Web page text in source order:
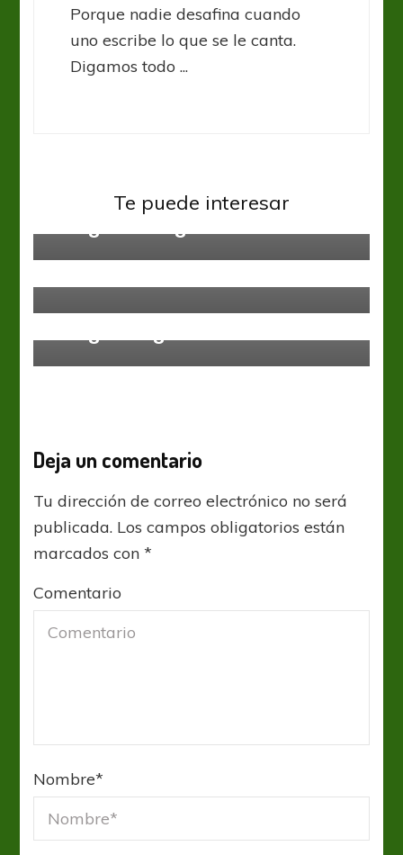
Porque nadie desafina cuando
uno escribe lo que se le canta.
Digamos todo ...
Te puede interesar
Liga Española
Deja un comentario
Tu dirección de correo electrónico no será
publicada. Los campos obligatorios están
marcados con*
Comentario
Nombre*